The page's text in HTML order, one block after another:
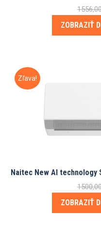
ZOBRAZIŤ
Zľava!
Naitec New AI technology
ZOBRAZIŤ